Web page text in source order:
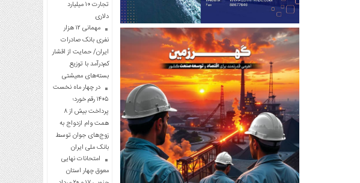
تجارت ۱۰ میلیارد
دلاری
مهمانی ۱۲ هزار
نفری بانک صادرات
ایران/ حمایت از اقشار
کم‌درآمد با توزیع
بسته‌های معیشتی
در چهار ماه نخست
۱۴۰۵ رقم خورد؛
پرداخت بیش از ۸
همت وام ازدواج به
زوج‌های جوان توسط
بانک ملی ایران
امتحانات نهایی
معوق چهار استان